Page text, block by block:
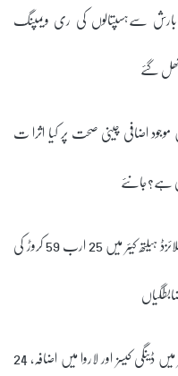
بارش سےہسپتالوں کی ری ویمپنگ
گئے
اضافی چینی صحت پر کیا اثرا ت
ہے؟جانئے
محکمہ سپیشلائزڈ ہیلتھ کیئر میں 25 ارب 59 کروڑ کی
پنجاب بھر میں ڈینگی کیسز اور لاروا میں اضافہ، 24